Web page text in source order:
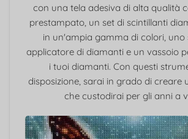
con una tela adesiva di alta qualità
prestampato, un set di scintillanti
in un'ampia gamma di colori,
applicatore di diamanti e un vassoio
i tuoi diamanti. Con questi
disposizione, sarai in grado di creare
che custodirai per gli anni a